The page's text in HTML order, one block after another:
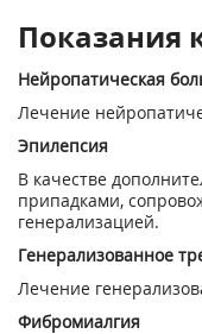
Показания
Нейропатическая
Лечение
Эпилепсия
В качестве
припадками,
генерализацией.
Генерализованное
Лечение
Фибромиалгия